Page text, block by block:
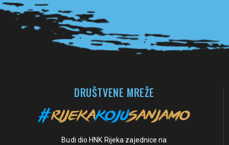
DRUŠTVENE MREŽE
Budi dio HNK Rijeka zajednice na